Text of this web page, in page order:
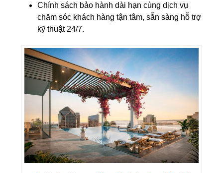
Chính sách bảo hành dài hạn cùng dịch vụ
chăm sóc khách hàng tận tâm, sẵn sàng hỗ trợ
kỹ thuật 24/7.